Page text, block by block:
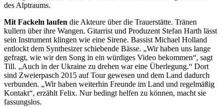
des Alptraums.
Mit Fackeln laufen die Akteure über die Trauerstätte. Tränen
kullern über ihre Wangen. Gitarrist und Produzent Stefan Harth lässt
sein Instrument klingen wie eine Sirene. Bassist Michael Holland
entlockt dem Synthesizer schiebende Bässe. „Wir haben uns lange
gefragt, wie wir den Song in ein würdiges Video bekommen“, sagt
Till. „Auch in der Ukraine zu drehen war eine Überlegung.“ Dort
sind Zweierpasch 2015 auf Tour gewesen und dem Land dadurch
verbunden. „Wir haben weiterhin Freunde im Land und regelmäßig
Kontakt“, erzählt Felix. Nur bedingt helfen zu können, macht sie
fassungslos.